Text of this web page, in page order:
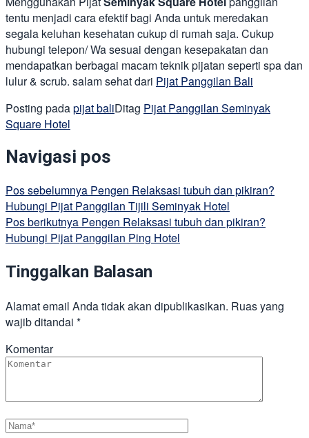
tentu menjadi cara efektif bagi Anda untuk meredakan
segala keluhan kesehatan cukup di rumah saja. Cukup
hubungi telepon/ Wa sesuai dengan kesepakatan dan
mendapatkan berbagai macam teknik pijatan seperti spa dan
lulur & scrub. salam sehat dari Pijat Panggilan Bali
Posting padapijat baliDitag Pijat Panggilan Seminyak
Square Hotel
Navigasi pos
Pos sebelumnya Pengen Relaksasi tubuh dan pikiran?
Hubungi Pijat Panggilan Tijili Seminyak Hotel
Pos berikutnya Pengen Relaksasi tubuh dan pikiran?
Hubungi Pijat Panggilan Ping Hotel
Tinggalkan Balasan
Alamat email Anda tidak akan dipublikasikan. Ruas yang
wajib ditandai *
Komentar